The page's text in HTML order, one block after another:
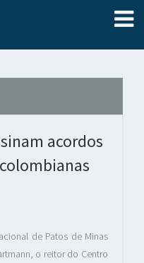
acordos
de Patos de Minas
o reitor do Centro